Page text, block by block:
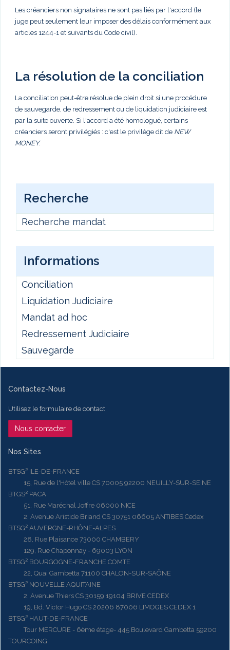
Les créanciers non signataires ne sont pas liés par l'accord (le
juge peut seulement leur imposer des délais conformément aux
articles 1244-1 et suivants du Code civil).
La résolution de la conciliation
La conciliation peut-être résolue de plein droit si une procédure
de sauvegarde, de redressement ou de liquidation judiciaire est
par la suite ouverte. Si l'accord a été homologué, certains
créanciers seront privilégiés : c'est le privilège dit de NEW
MONEY.
Recherche
Recherche mandat
Informations
Conciliation
Liquidation Judiciaire
Mandat ad hoc
Redressement Judiciaire
Sauvegarde
Contactez-Nous
Utilisez le formulaire de contact
Nous contacter
Nos Sites
BTSG² ILE-DE-FRANCE
15, Rue de l'Hôtel ville CS 70005 92200 NEUILLY-SUR-SEINE
BTGS² PACA
51, Rue Maréchal Joffre 06000 NICE
2, Avenue Aristide Briand CS 30751 06605 ANTIBES Cedex
BTSG² AUVERGNE-RHÔNE-ALPES
28, Rue Plaisance 73000 CHAMBERY
129, Rue Chaponnay - 69003 LYON
BTSG² BOURGOGNE-FRANCHE COMTE
22, Quai Gambetta 71100 CHALON-SUR-SAÔNE
BTSG² NOUVELLE AQUITAINE
2, Avenue Thiers CS 30159 19104 BRIVE CEDEX
19, Bd. Victor Hugo CS 20206 87006 LIMOGES CEDEX 1
BTSG² HAUT-DE-FRANCE
Tour MERCURE - 6ème étage- 445 Boulevard Gambetta 59200
TOURCOING